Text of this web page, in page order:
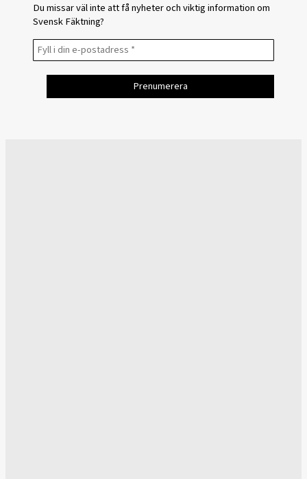
Du missar väl inte att få nyheter och viktig information om
Svensk Fäktning?